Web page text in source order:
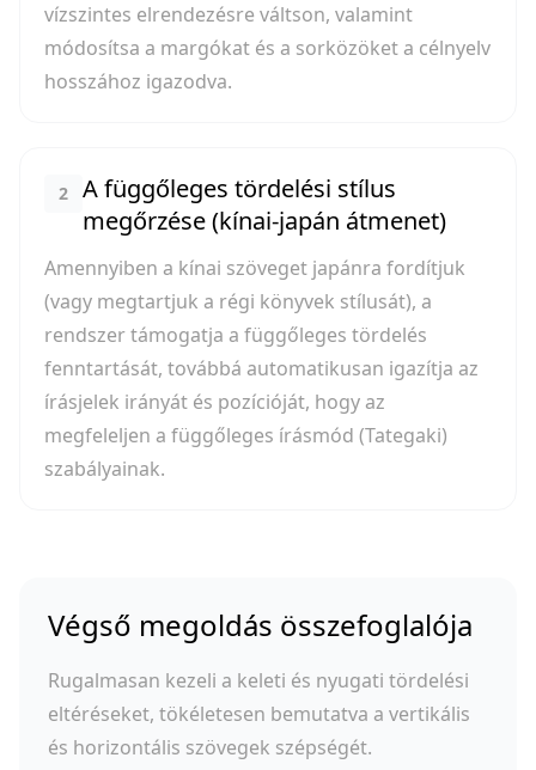
vízszintes elrendezésre váltson, valamint
módosítsa a margókat és a sorközöket a célnyelv
hosszához igazodva.
2
A függőleges tördelési stílus
megőrzése (kínai-japán átmenet)
Amennyiben a kínai szöveget japánra fordítjuk
(vagy megtartjuk a régi könyvek stílusát), a
rendszer támogatja a függőleges tördelés
fenntartását, továbbá automatikusan igazítja az
írásjelek irányát és pozícióját, hogy az
megfeleljen a függőleges írásmód (Tategaki)
szabályainak.
Végső megoldás összefoglalója
Rugalmasan kezeli a keleti és nyugati tördelési
eltéréseket, tökéletesen bemutatva a vertikális
és horizontális szövegek szépségét.